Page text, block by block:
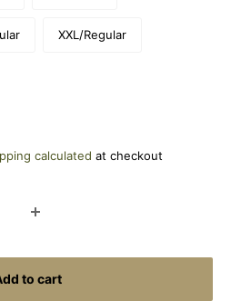
XXL/Regular
calculated at checkout
to cart